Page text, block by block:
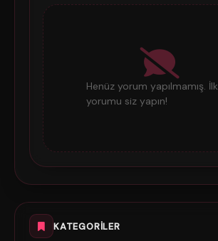
Henüz yorum yapılmamış. İlk
yorumu siz yapın!
KATEGORILER